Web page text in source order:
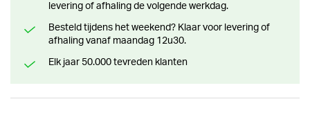
levering of afhaling de volgende werkdag.
Besteld tijdens het weekend? Klaar voor levering of
afhaling vanaf maandag 12u30.
Elk jaar 50.000 tevreden klanten